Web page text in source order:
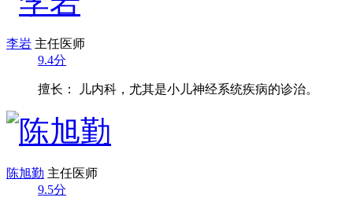
李岩
主任医师
9.4分
擅长： 儿内科，尤其是小儿神经系统疾病的诊治。
9.5分